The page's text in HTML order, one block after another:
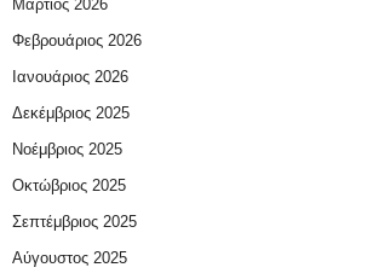
Μάρτιος 2026
Φεβρουάριος 2026
Ιανουάριος 2026
Δεκέμβριος 2025
Νοέμβριος 2025
Οκτώβριος 2025
Σεπτέμβριος 2025
Αύγουστος 2025